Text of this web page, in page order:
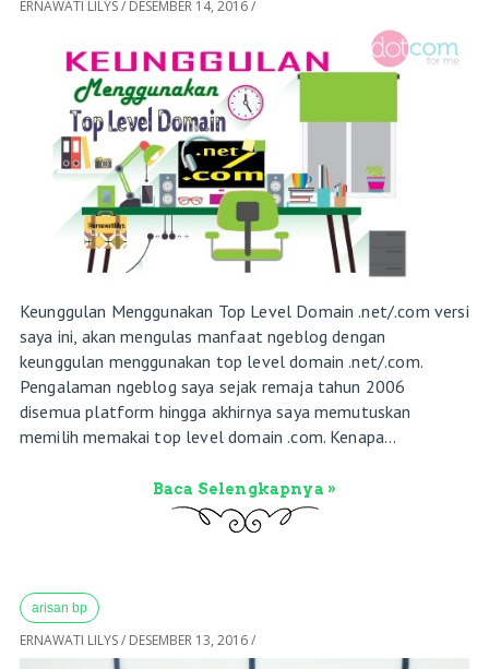
ERNAWATI LILYS/ DESEMBER 14, 2016/
Keunggulan Menggunakan Top Level Domain .net/.com versi
saya ini, akan mengulas manfaat ngeblog dengan
keunggulan menggunakan top level domain .net/.com.
Pengalaman ngeblog saya sejak remaja tahun 2006
disemua platform hingga akhirnya saya memutuskan
memilih memakai top level domain .com. Kenapa...
Baca Selengkapnya »
arisan bp
ERNAWATI LILYS/ DESEMBER 13, 2016/